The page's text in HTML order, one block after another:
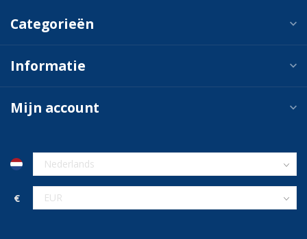
Categorieën
Informatie
Mijn account
€